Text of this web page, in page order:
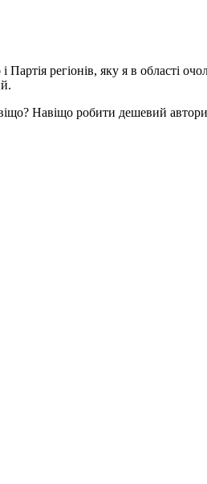
регіонів, яку я в області
Навіщо робити дешевий